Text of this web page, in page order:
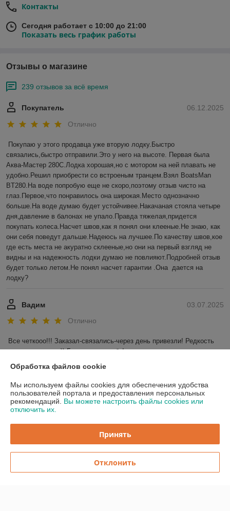
Контакты
Сегодня работает с 10:00 до 21:00
Показать весь график работы
Отзывы о магазине
239 отзывов за всё время
06.12.2025
Покупатель
Отлично
Покупаю у этого продавца уже вторую лодку.Быстро
связались,быстро отправили.Это у него на высоте. Первая была
Аква-Мастер 280С.Лодка хорошая,но с мотором на ней плавать не
удобно.Решил приобрести со встроеным транцем.Взял BoatsMan
BT280.На воде попробую еще не скоро,поэтому отзыв чисто на
глаз.Первое,что понравилось она широкая.Место однозначно
больше.На воде думаю будет устойчивее.Накачаная стояла четыре
дня,давление в балонах не упало.Правда тяжелая,придется
покупать колеса.Насчет швов,как я понял они клееные.Не знаю, как
они себя поведут дальше.Надеюсь на лучшее.По качеству швов,кое
где есть места не акуратно склееные,но они на первый взгляд не
видны и на надежность лодки думаю не повлияют.Подробней отзыв
будет только летом.Не понял насчет гарантии .Она  дается на
лодку?
03.07.2025
Вадим
Отлично
Все четкооо!!! Заказал-связались-через день привезли! Редкость
для наших широт)) Большое спасибо!
Показать все отзывы
О нас
Доставка и оплата
Обработка файлов cookie
Мы используем файлы cookies для обеспечения удобства
пользователей портала и предоставления персональных
рекомендаций. Вы можете настроить файлы cookies или
отключить их.
Принять
Отклонить